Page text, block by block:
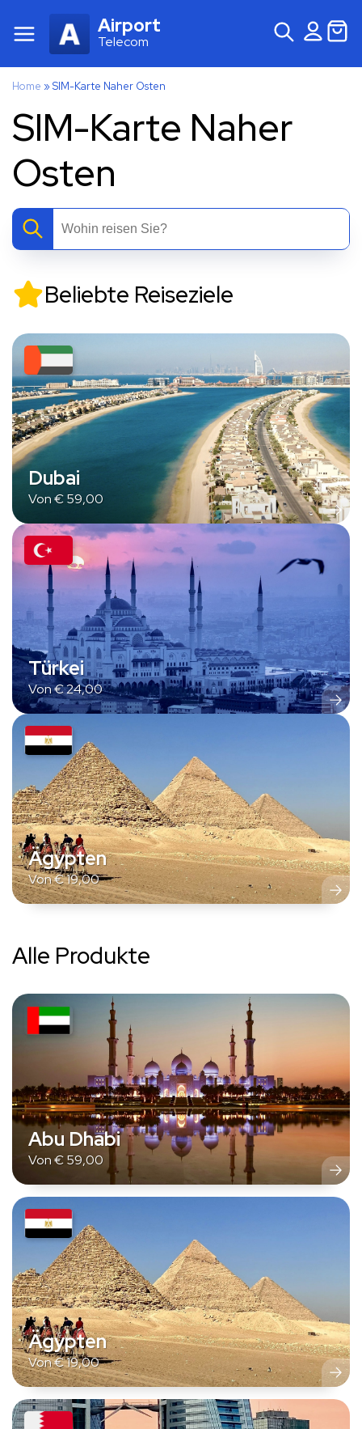
Airport
Telecom
Home »SIM-Karte Naher Osten
SIM-Karte Naher
Osten
Beliebte Reiseziele
Dubai
Von€59,00
Türkei
Von€24,00
Ägypten
Von€19,00
Alle Produkte
Abu Dhabi
Von€59,00
Ägypten
Von€19,00